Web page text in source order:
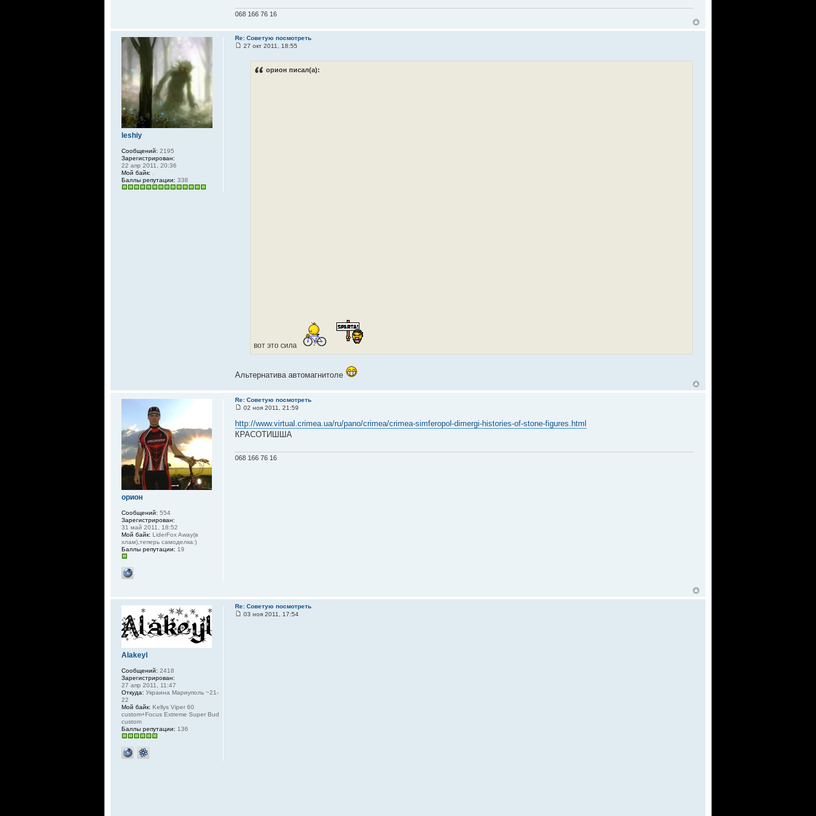
068 166 76 16
Re: Советую посмотреть
27 окт 2011, 18:55
орион писал(а):
вот это сила
Альтернатива автомагнитоле
leshiy
Сообщений: 2195
Зарегистрирован:
22 апр 2011, 20:36
Мой байк: .
Баллы репутации: 338
Re: Советую посмотреть
02 ноя 2011, 21:59
http://www.virtual.crimea.ua/ru/pano/crimea/crimea-simferopol-dimergi-histories-of-stone-figures.html
КРАСОТИШША
068 166 76 16
орион
Сообщений: 554
Зарегистрирован:
31 май 2011, 18:52
Мой байк: LiderFox Away(в
хлам),теперь самоделка:)
Баллы репутации: 19
Re: Советую посмотреть
03 ноя 2011, 17:54
Alakeyl
Сообщений: 2418
Зарегистрирован:
27 апр 2011, 11:47
Откуда: Украина Мариуполь ~21-
22
Мой байк: Kellys Viper 60
custom+Focus Extreme Super Bud
custom
Баллы репутации: 136